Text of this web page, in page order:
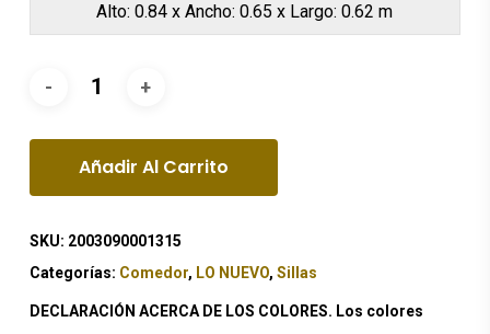
Alto: 0.84 x Ancho: 0.65 x Largo: 0.62 m
Añadir Al Carrito
SKU: 2003090001315
Categorías: Comedor, LO NUEVO, Sillas
DECLARACIÓN ACERCA DE LOS COLORES. Los colores